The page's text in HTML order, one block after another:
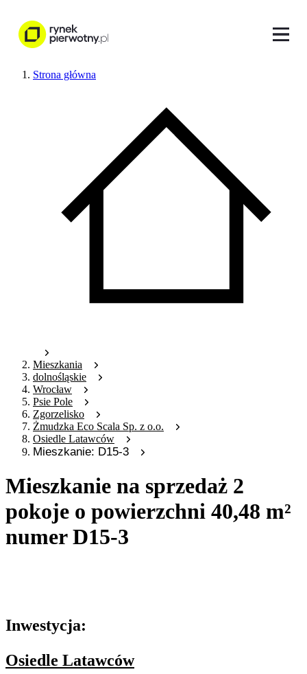
Strona główna
Mieszkania
dolnośląskie
Wrocław
Psie Pole
Zgorzelisko
Żmudzka Eco Scala Sp. z o.o.
Osiedle Latawców
Mieszkanie: D15-3
Mieszkanie na sprzedaż 2
pokoje o powierzchni 40,48 m²
numer D15-3
Inwestycja:
Osiedle Latawców